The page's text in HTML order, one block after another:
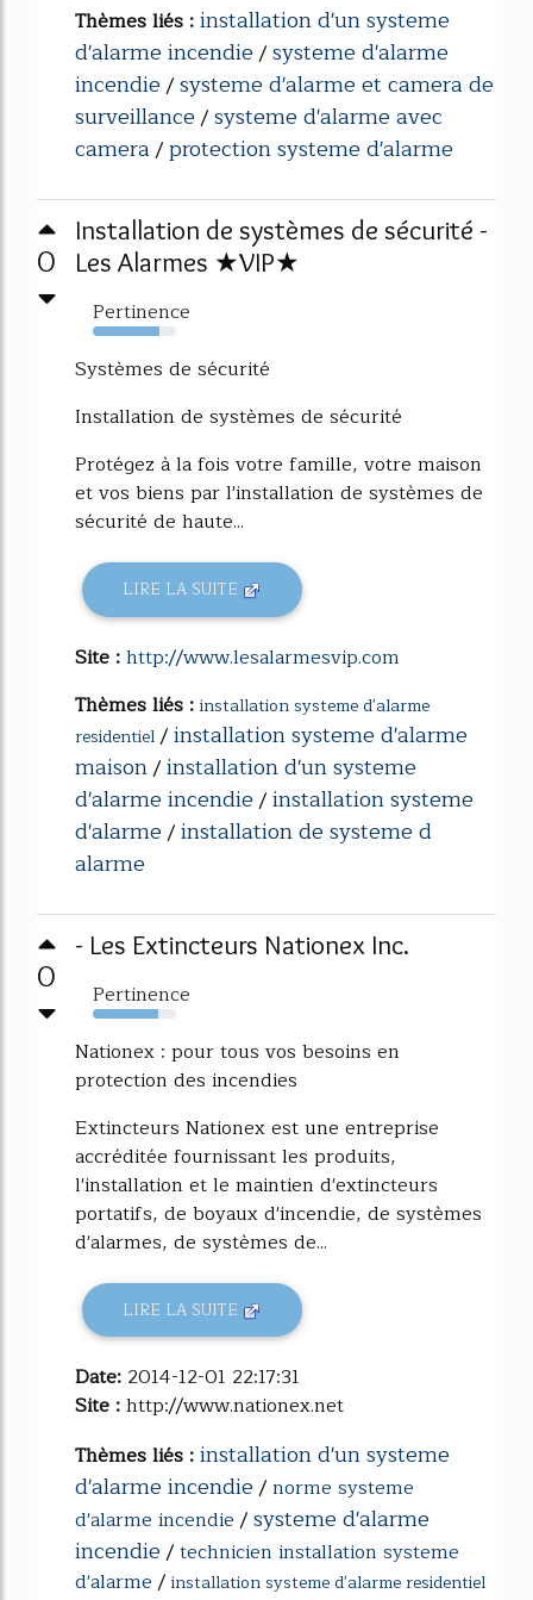
Thèmes liés :installation d'un systeme
d'alarme incendie/systeme d'alarme
incendie/systeme d'alarme et camera de
surveillance/systeme d'alarme avec
camera/protection systeme d'alarme
0
Installation de systèmes de sécurité -
Les Alarmes ★VIP★
Pertinence
80%
Systèmes de sécurité
Installation de systèmes de sécurité
Protégez à la fois votre famille, votre maison
et vos biens par l'installation de systèmes de
sécurité de haute...
LIRE LA SUITE
Site :http://www.lesalarmesvip.com
Thèmes liés : installation systeme d'alarme
residentiel/installation systeme d'alarme
maison/installation d'un systeme
d'alarme incendie/installation systeme
d'alarme/installation de systeme d
alarme
0
- Les Extincteurs Nationex Inc.
Pertinence
78%
Nationex : pour tous vos besoins en
protection des incendies
Extincteurs Nationex est une entreprise
accréditée fournissant les produits,
l'installation et le maintien d'extincteurs
portatifs, de boyaux d'incendie, de systèmes
d'alarmes, de systèmes de...
LIRE LA SUITE
Date: 2014-12-01 22:17:31
Site :http://www.nationex.net
Thèmes liés :installation d'un systeme
d'alarme incendie/norme systeme
d'alarme incendie/systeme d'alarme
incendie/technicien installation systeme
d'alarme/ installation systeme d'alarme residentiel